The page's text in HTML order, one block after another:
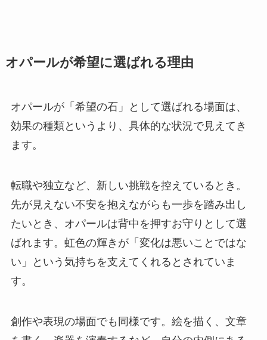
オパールが希望に選ばれる理由
オパールが「希望の石」として選ばれる場面は、
効果の種類というより、具体的な状況で見えてき
ます。
転職や独立など、新しい挑戦を控えているとき。
先が見えない不安を抱えながらも一歩を踏み出し
たいとき、オパールは背中を押すお守りとして選
ばれます。虹色の輝きが「変化は悪いことではな
い」という気持ちを支えてくれるとされていま
す。
創作や表現の場面でも同様です。絵を描く、文章